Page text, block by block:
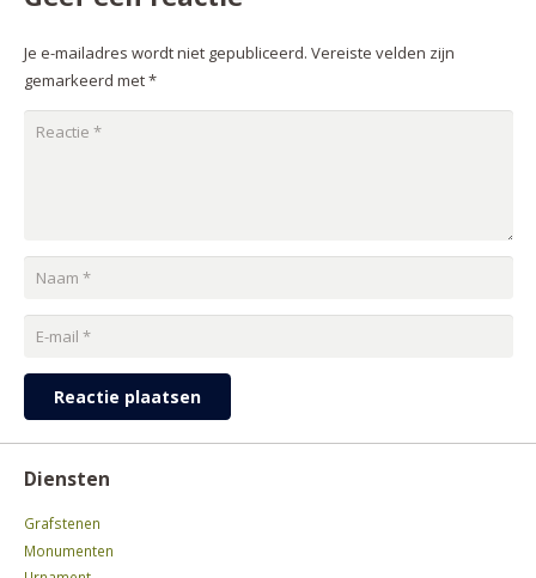
Je e-mailadres wordt niet gepubliceerd. Vereiste velden zijn
gemarkeerd met*
Reactie plaatsen
Diensten
Grafstenen
Monumenten